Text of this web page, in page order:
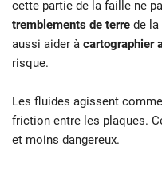
cette partie de la faille ne
tremblements de terre de la
aussi aider à cartographier
risque.
Les fluides agissent
friction entre les plaques.
et moins dangereux.